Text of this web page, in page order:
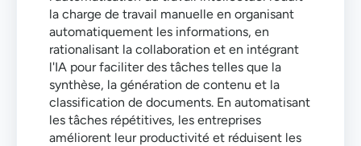
la charge de travail manuelle en organisant
automatiquement les informations, en
rationalisant la collaboration et en intégrant
l'IA pour faciliter des tâches telles que la
synthèse, la génération de contenu et la
classification de documents. En automatisant
les tâches répétitives, les entreprises
améliorent leur productivité et réduisent les